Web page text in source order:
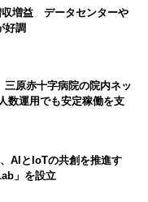
収増益 データセンターや
好調
三原赤十字病院の院内ネッ
数運用でも安定稼働を支
AIとIoTの共創を推進す
」を設立